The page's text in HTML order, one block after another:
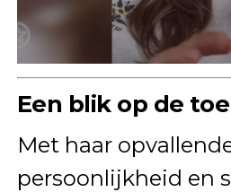
Een blik op de
Met haar
persoonlijkheid en